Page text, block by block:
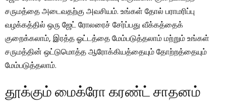
சருமத்தை அடைவதற்கு அவசியம். உங்கள் தோல் பராமரிப்பு
வழக்கத்தில் ஒரு ஜேட் ரோலரைச் சேர்ப்பது வீக்கத்தைக்
குறைக்கலாம், இரத்த ஓட்டத்தை மேம்படுத்தலாம் மற்றும் உங்கள்
சருமத்தின் ஒட்டுமொத்த ஆரோக்கியத்தையும் தோற்றத்தையும்
மேம்படுத்தலாம்.
தூக்கும் மைக்ரோ கரண்ட் சாதனம்